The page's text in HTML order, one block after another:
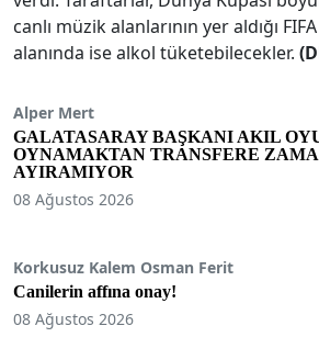
canlı müzik alanlarının yer aldığı
alanında ise alkol tüketebilecekler.
Alper Mert
GALATASARAY BAŞKANI AKIL
OYNAMAKTAN TRANSFERE
AYIRAMIYOR
08 Ağustos 2026
Korkusuz Kalem Osman Ferit
Canilerin affına onay!
08 Ağustos 2026